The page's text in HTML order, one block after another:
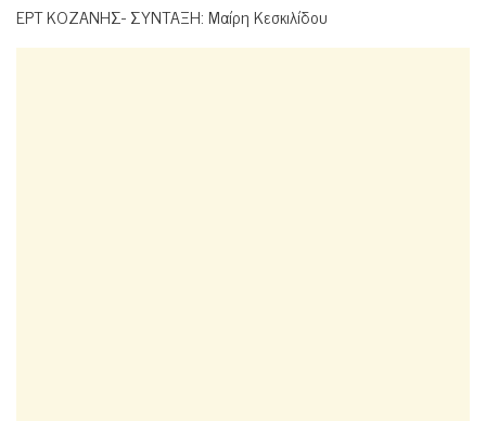
ΕΡΤ ΚΟΖΑΝΗΣ- ΣΥΝΤΑΞΗ: Μαίρη Κεσκιλίδου